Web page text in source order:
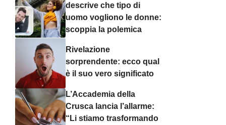
descrive che tipo di
uomo vogliono le donne:
scoppia la polemica
Rivelazione
sorprendente: ecco qual
è il suo vero significato
L’Accademia della
Crusca lancia l’allarme:
“Li stiamo trasformando